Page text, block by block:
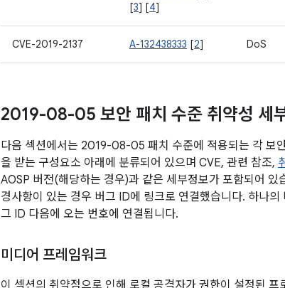
[3] [4]
CVE-2019-2137 A-132438333 [2] DoS
2019-08-05 보안 패치 수준 취약성 세
다음 섹션에서는 2019-08-05 패치 수준에 적용되는 각 보
을 받는 구성요소 아래에 분류되어 있으며 CVE, 관련 참조,
AOSP 버전(해당하는 경우)과 같은 세부정보가 포함되어
경사항이 있는 경우 버그 ID에 링크로 연결했습니다. 하나
그 ID 다음에 오는 번호에 연결됩니다.
미디어 프레임워크
이 섹션의 취약점으로 인해 로컬 공격자가 권한이 설정된